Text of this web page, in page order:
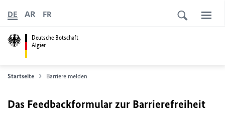
Deutsche Botschaft
Algier
DE AR FR
Startseite Barriere melden
Das Feedbackformular zur Barrierefreiheit